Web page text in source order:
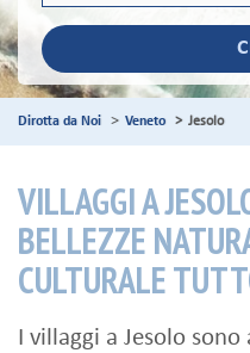
Dirotta da Noi Veneto Jesolo
VILLAGGI A
BELLEZZE
CULTURALE
I villaggi a Jesolo